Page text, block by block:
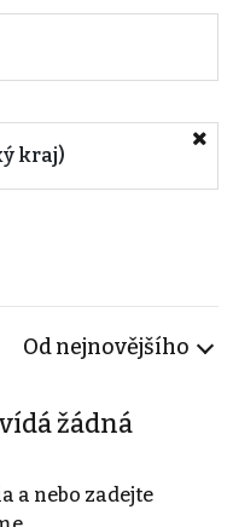
kraj)
Od nejnovějšího
žádná
a nebo zadejte